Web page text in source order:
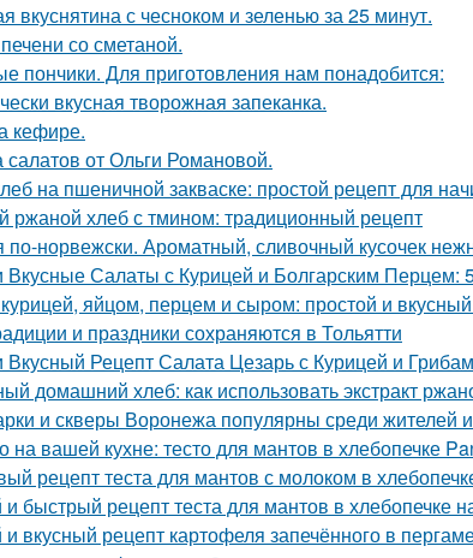
вкуснятина с чесноком и зеленью за 25 минут.
со сметаной.
пончики. Для приготовления нам понадобится:
вкусная творожная запеканка.
кефире.
салатов от Ольги Романовой.
на пшеничной закваске: простой рецепт для
ржаной хлеб с тмином: традиционный рецепт
по-норвежски. Ароматный, сливочный кусочек
Вкусные Салаты с Курицей и Болгарским Перцем:
яйцом, перцем и сыром: простой и
и праздники сохраняются в Тольятти
Вкусный Рецепт Салата Цезарь с Курицей и
домашний хлеб: как использовать экстракт
и скверы Воронежа популярны среди жителей и
на вашей кухне: тесто для мантов в хлебопечке
рецепт теста для мантов с молоком в
быстрый рецепт теста для мантов в хлебопечке
вкусный рецепт картофеля запечённого в